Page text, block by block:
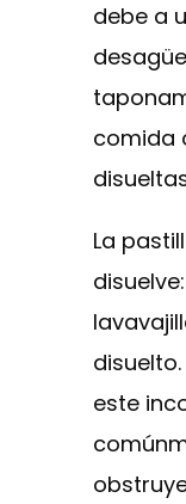
debe a
comida
La
este